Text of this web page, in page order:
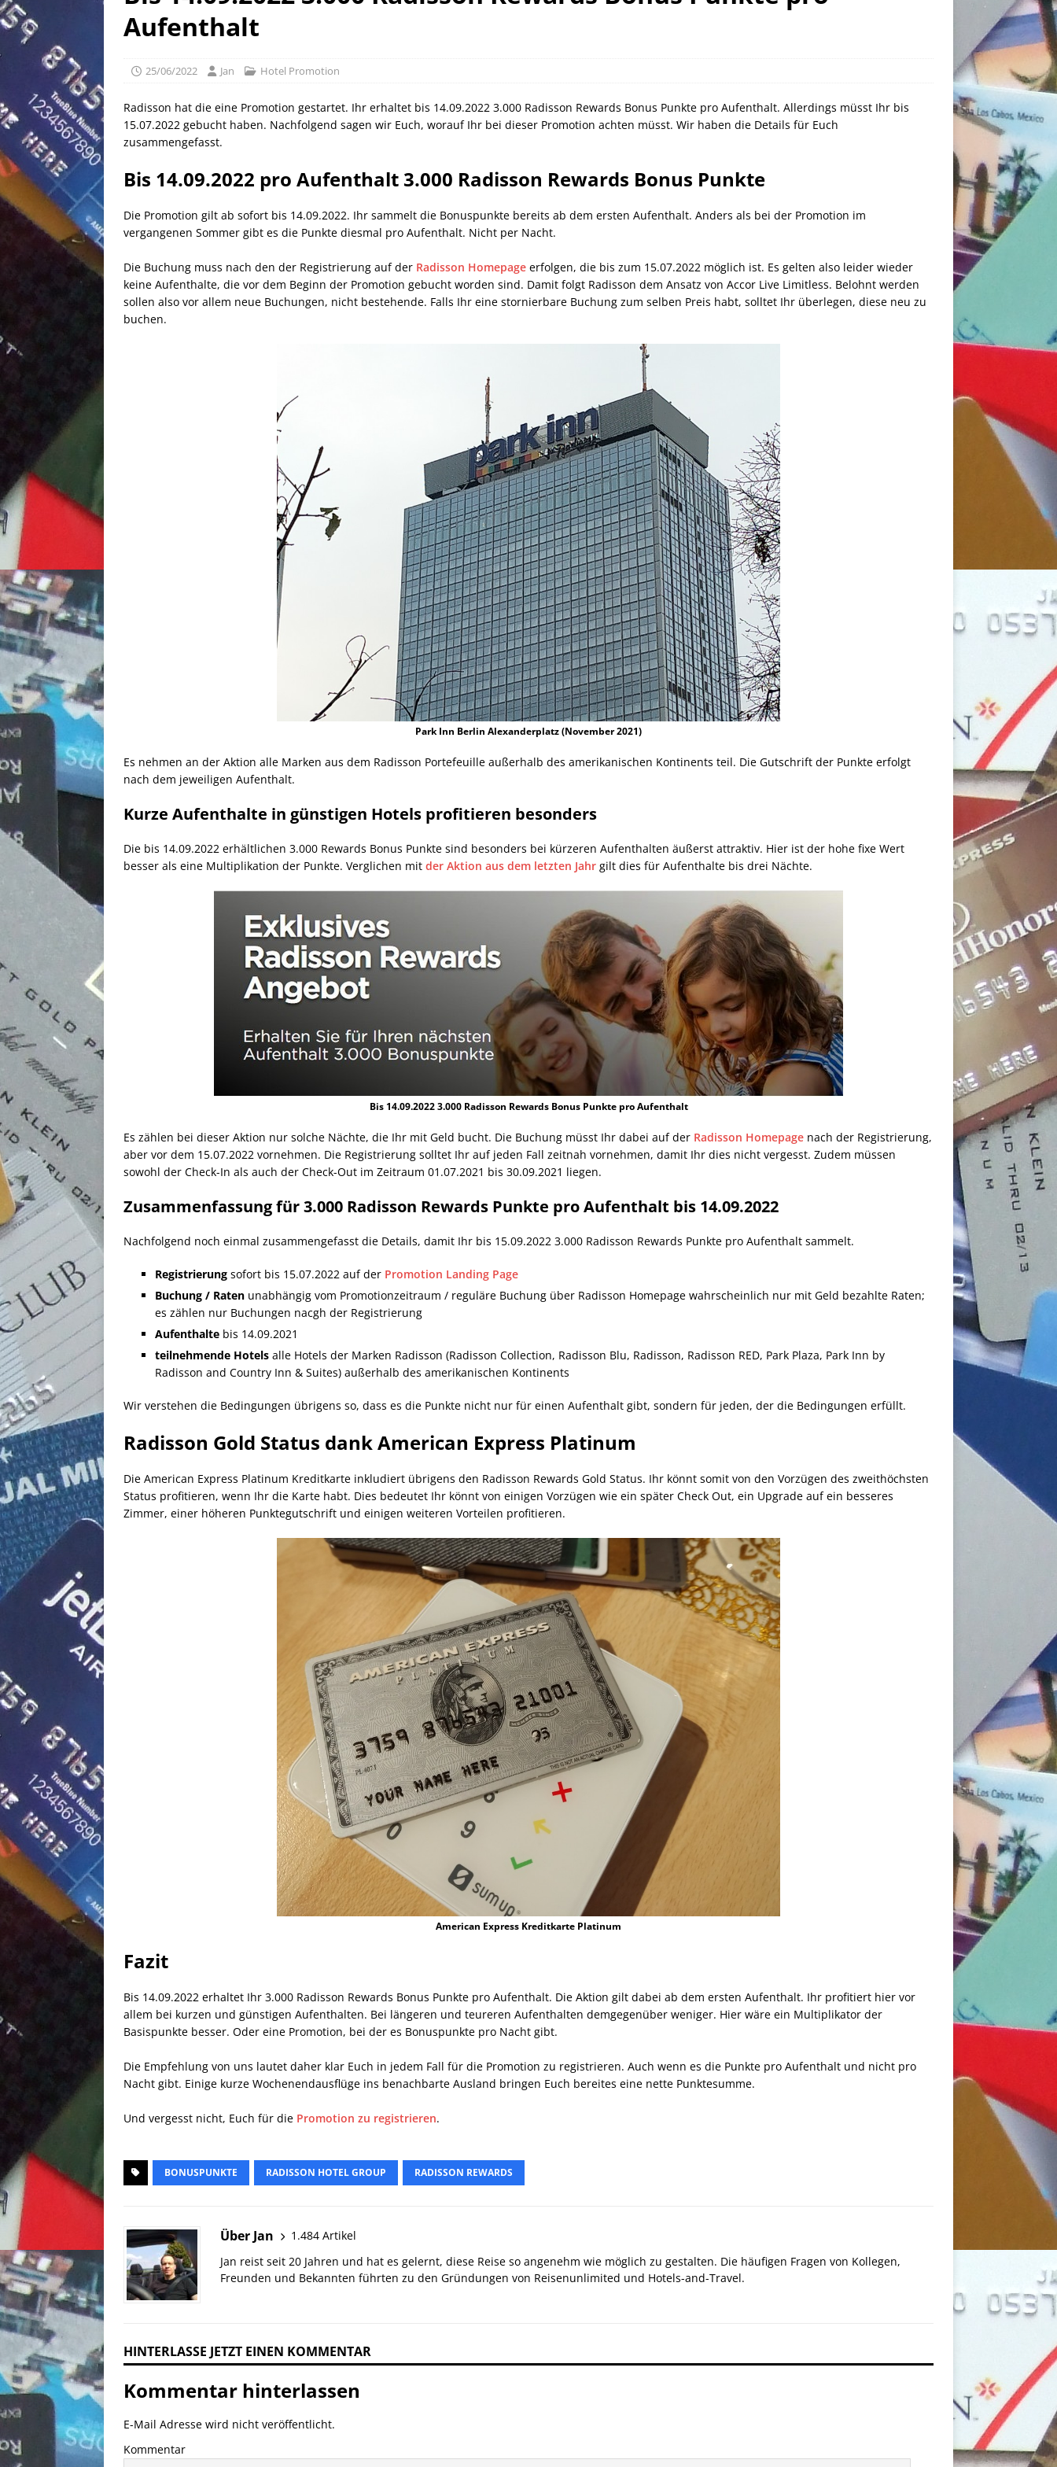
EXPRESS
[ 25/04/2026 ]
Aufenthalt
25/06/2022 Jan Hotel Promotion
Radisson hat die eine Promotion gestartet. Ihr erhaltet bis 14.09.2022 3.000 Radisson Rewards Bonus Punkte pro Aufenthalt. Allerdings müsst Ihr bis
15.07.2022 gebucht haben. Nachfolgend sagen wir Euch, worauf Ihr bei dieser Promotion achten müsst. Wir haben die Details für Euch
zusammengefasst.
Bis 14.09.2022 pro Aufenthalt 3.000 Radisson Rewards Bonus Punkte
Die Promotion gilt ab sofort bis 14.09.2022. Ihr sammelt die Bonuspunkte bereits ab dem ersten Aufenthalt. Anders als bei der Promotion im
vergangenen Sommer gibt es die Punkte diesmal pro Aufenthalt. Nicht per Nacht.
Die Buchung muss nach den der Registrierung auf der Radisson Homepage erfolgen, die bis zum 15.07.2022 möglich ist. Es gelten also leider wieder
keine Aufenthalte, die vor dem Beginn der Promotion gebucht worden sind. Damit folgt Radisson dem Ansatz von Accor Live Limitless. Belohnt werden
sollen also vor allem neue Buchungen, nicht bestehende. Falls Ihr eine stornierbare Buchung zum selben Preis habt, solltet Ihr überlegen, diese neu zu
buchen.
Park Inn Berlin Alexanderplatz (November 2021)
Es nehmen an der Aktion alle Marken aus dem Radisson Portefeuille außerhalb des amerikanischen Kontinents teil. Die Gutschrift der Punkte erfolgt
nach dem jeweiligen Aufenthalt.
Kurze Aufenthalte in günstigen Hotels profitieren besonders
Die bis 14.09.2022 erhältlichen 3.000 Rewards Bonus Punkte sind besonders bei kürzeren Aufenthalten äußerst attraktiv. Hier ist der hohe fixe Wert
besser als eine Multiplikation der Punkte. Verglichen mit der Aktion aus dem letzten Jahr gilt dies für Aufenthalte bis drei Nächte.
Bis 14.09.2022 3.000 Radisson Rewards Bonus Punkte pro Aufenthalt
Es zählen bei dieser Aktion nur solche Nächte, die Ihr mit Geld bucht. Die Buchung müsst Ihr dabei auf der Radisson Homepage nach der Registrierung,
aber vor dem 15.07.2022 vornehmen. Die Registrierung solltet Ihr auf jeden Fall zeitnah vornehmen, damit Ihr dies nicht vergesst. Zudem müssen
sowohl der Check-In als auch der Check-Out im Zeitraum 01.07.2021 bis 30.09.2021 liegen.
Zusammenfassung für 3.000 Radisson Rewards Punkte pro Aufenthalt bis 14.09.2022
Nachfolgend noch einmal zusammengefasst die Details, damit Ihr bis 15.09.2022 3.000 Radisson Rewards Punkte pro Aufenthalt sammelt.
Registrierung sofort bis 15.07.2022 auf der Promotion Landing Page
Buchung / Raten unabhängig vom Promotionzeitraum / reguläre Buchung über Radisson Homepage wahrscheinlich nur mit Geld bezahlte Raten;
es zählen nur Buchungen nacgh der Registrierung
Aufenthalte bis 14.09.2021
teilnehmende Hotels alle Hotels der Marken Radisson (Radisson Collection, Radisson Blu, Radisson, Radisson RED, Park Plaza, Park Inn by
Radisson and Country Inn & Suites) außerhalb des amerikanischen Kontinents
Wir verstehen die Bedingungen übrigens so, dass es die Punkte nicht nur für einen Aufenthalt gibt, sondern für jeden, der die Bedingungen erfüllt.
Radisson Gold Status dank American Express Platinum
Die American Express Platinum Kreditkarte inkludiert übrigens den Radisson Rewards Gold Status. Ihr könnt somit von den Vorzügen des zweithöchsten
Status profitieren, wenn Ihr die Karte habt. Dies bedeutet Ihr könnt von einigen Vorzügen wie ein später Check Out, ein Upgrade auf ein besseres
Zimmer, einer höheren Punktegutschrift und einigen weiteren Vorteilen profitieren.
American Express Kreditkarte Platinum
Fazit
Bis 14.09.2022 erhaltet Ihr 3.000 Radisson Rewards Bonus Punkte pro Aufenthalt. Die Aktion gilt dabei ab dem ersten Aufenthalt. Ihr profitiert hier vor
allem bei kurzen und günstigen Aufenthalten. Bei längeren und teureren Aufenthalten demgegenüber weniger. Hier wäre ein Multiplikator der
Basispunkte besser. Oder eine Promotion, bei der es Bonuspunkte pro Nacht gibt.
Die Empfehlung von uns lautet daher klar Euch in jedem Fall für die Promotion zu registrieren. Auch wenn es die Punkte pro Aufenthalt und nicht pro
Nacht gibt. Einige kurze Wochenendausflüge ins benachbarte Ausland bringen Euch bereites eine nette Punktesumme.
Und vergesst nicht, Euch für die Promotion zu registrieren.
BONUSPUNKTE RADISSON HOTEL GROUP RADISSON REWARDS
Über Jan
1.484 Artikel
Jan reist seit 20 Jahren und hat es gelernt, diese Reise so angenehm wie möglich zu gestalten. Die häufigen Fragen von Kollegen,
Freunden und Bekannten führten zu den Gründungen von Reisenunlimited und Hotels-and-Travel.
HINTERLASSE JETZT EINEN KOMMENTAR
Kommentar hinterlassen
E-Mail Adresse wird nicht veröffentlicht.
Kommentar